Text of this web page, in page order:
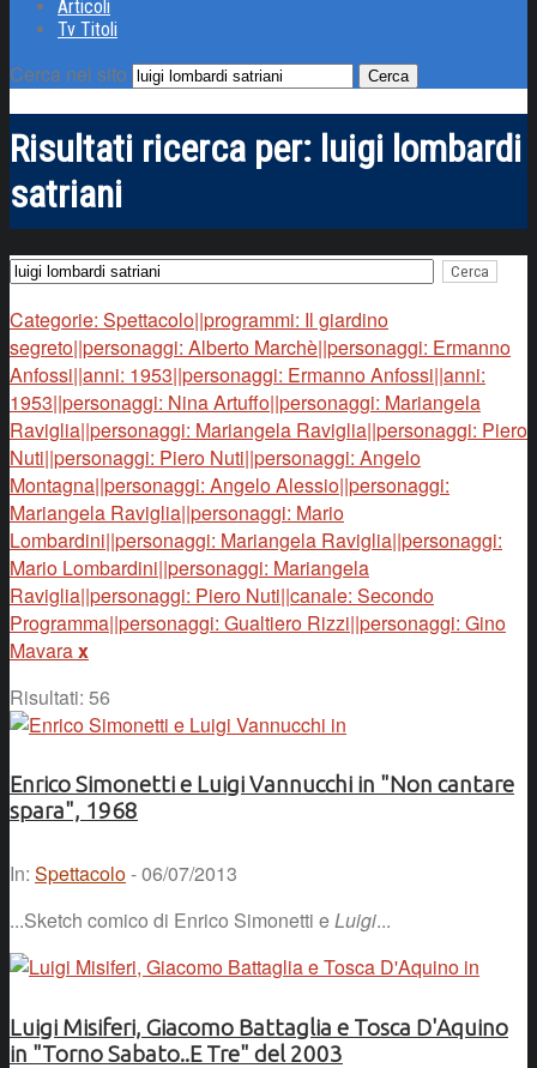
Articoli
Tv Titoli
Cerca nel sito
Risultati ricerca per: luigi lombardi
satriani
Categorie: Spettacolo||programmi: Il giardino
segreto||personaggi: Alberto Marchè||personaggi: Ermanno
Anfossi||anni: 1953||personaggi: Ermanno Anfossi||anni:
1953||personaggi: Nina Artuffo||personaggi: Mariangela
Raviglia||personaggi: Mariangela Raviglia||personaggi: Piero
Nuti||personaggi: Piero Nuti||personaggi: Angelo
Montagna||personaggi: Angelo Alessio||personaggi:
Mariangela Raviglia||personaggi: Mario
Lombardini||personaggi: Mariangela Raviglia||personaggi:
Mario Lombardini||personaggi: Mariangela
Raviglia||personaggi: Piero Nuti||canale: Secondo
Programma||personaggi: Gualtiero Rizzi||personaggi: Gino
Mavarax
Risultati: 56
Enrico Simonetti e Luigi Vannucchi in "Non cantare
spara", 1968
In: Spettacolo- 06/07/2013
...Sketch comico di Enrico Simonetti eLuigi...
Luigi Misiferi, Giacomo Battaglia e Tosca D'Aquino
in "Torno Sabato..E Tre" del 2003